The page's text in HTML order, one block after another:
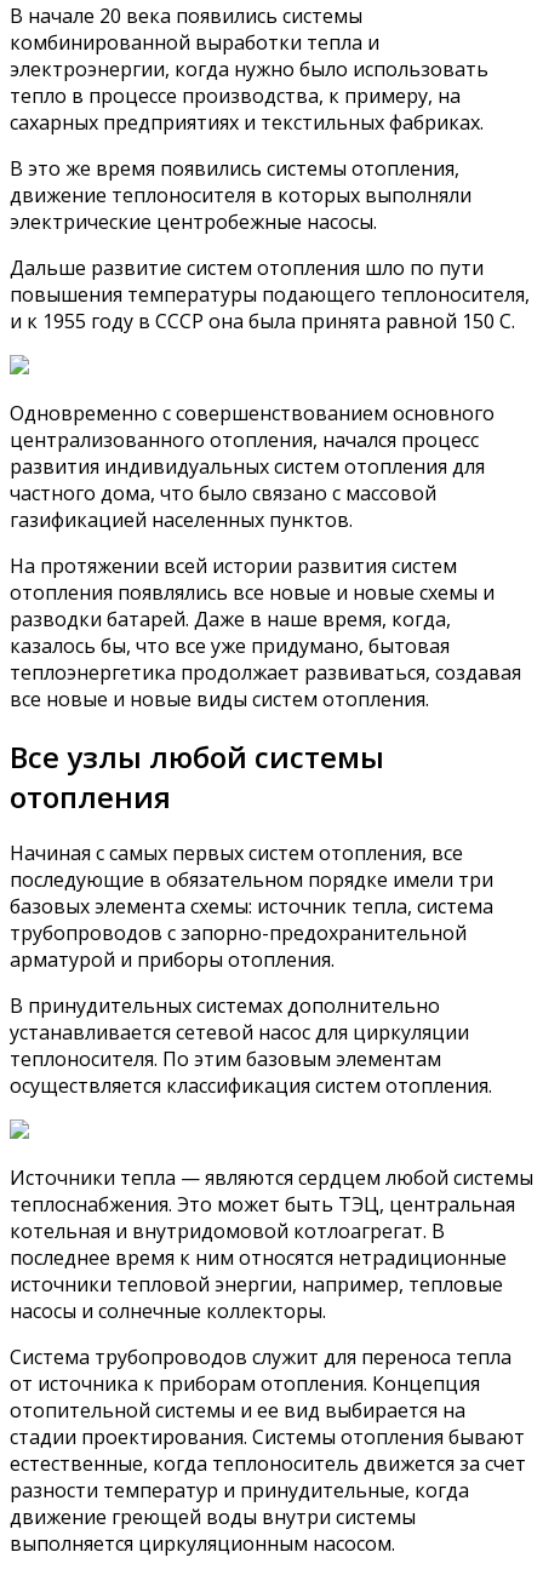
В начале 20 века появились системы
комбинированной выработки тепла и
электроэнергии, когда нужно было использовать
тепло в процессе производства, к примеру, на
сахарных предприятиях и текстильных фабриках.
В это же время появились системы отопления,
движение теплоносителя в которых выполняли
электрические центробежные насосы.
Дальше развитие систем отопления шло по пути
повышения температуры подающего теплоносителя,
и к 1955 году в СССР она была принята равной 150 С.
Одновременно с совершенствованием основного
централизованного отопления, начался процесс
развития индивидуальных систем отопления для
частного дома, что было связано с массовой
газификацией населенных пунктов.
На протяжении всей истории развития систем
отопления появлялись все новые и новые схемы и
разводки батарей. Даже в наше время, когда,
казалось бы, что все уже придумано, бытовая
теплоэнергетика продолжает развиваться, создавая
все новые и новые виды систем отопления.
Все узлы любой системы
отопления
Начиная с самых первых систем отопления, все
последующие в обязательном порядке имели три
базовых элемента схемы: источник тепла, система
трубопроводов с запорно-предохранительной
арматурой и приборы отопления.
В принудительных системах дополнительно
устанавливается сетевой насос для циркуляции
теплоносителя. По этим базовым элементам
осуществляется классификация систем отопления.
Источники тепла — являются сердцем любой системы
теплоснабжения. Это может быть ТЭЦ, центральная
котельная и внутридомовой котлоагрегат. В
последнее время к ним относятся нетрадиционные
источники тепловой энергии, например, тепловые
насосы и солнечные коллекторы.
Система трубопроводов служит для переноса тепла
от источника к приборам отопления. Концепция
отопительной системы и ее вид выбирается на
стадии проектирования. Системы отопления бывают
естественные, когда теплоноситель движется за счет
разности температур и принудительные, когда
движение греющей воды внутри системы
выполняется циркуляционным насосом.